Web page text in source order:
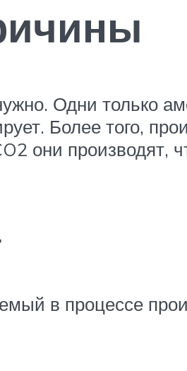
Одни только
Более того,
они
в процессе